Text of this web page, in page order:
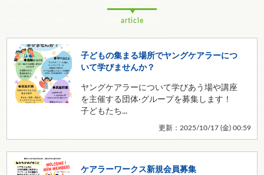
article
子どもの集まる場所でヤングケアラーにつ
いて学びませんか？
ヤングケアラーについて学びあう場や講座
を主催する団体·グループを募集します！
子どもたち...
更新：2025/10/17 (金) 00:59
ケアラーワークス新規会員募集